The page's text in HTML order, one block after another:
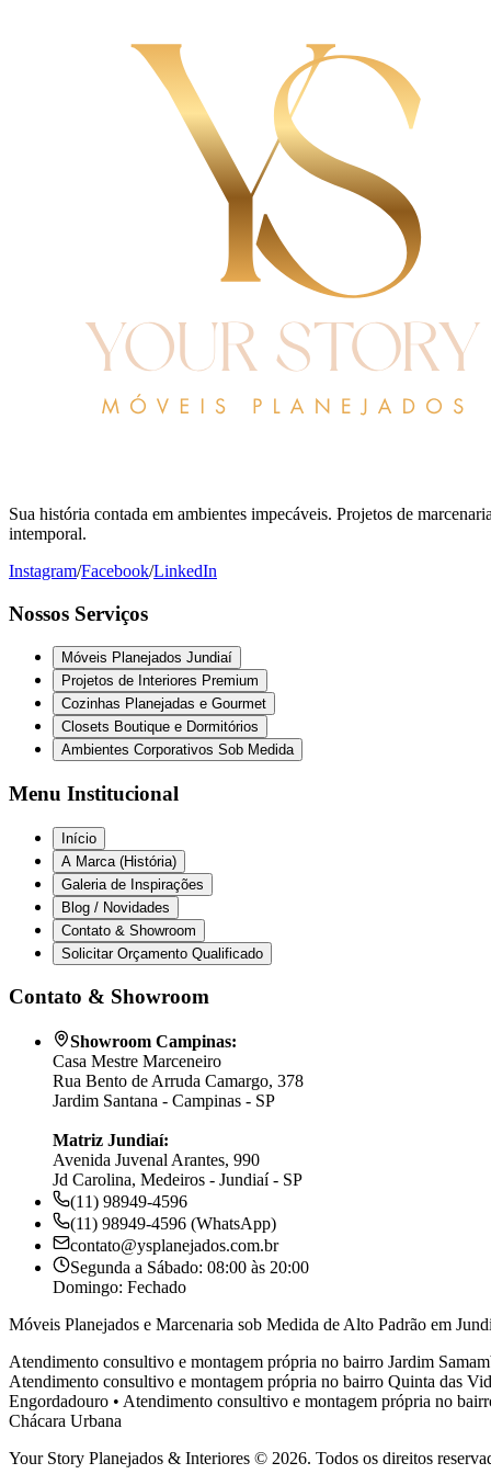
Sua história contada em ambientes impecáveis. Projetos de
intemporal.
Instagram/Facebook/LinkedIn
Nossos Serviços
Móveis Planejados Jundiaí
Projetos de Interiores Premium
Cozinhas Planejadas e Gourmet
Closets Boutique e Dormitórios
Ambientes Corporativos Sob Medida
Menu Institucional
Início
A Marca (História)
Galeria de Inspirações
Blog / Novidades
Contato & Showroom
Solicitar Orçamento Qualificado
Contato & Showroom
Showroom Campinas:
Casa Mestre Marceneiro
Rua Bento de Arruda Camargo, 378
Jardim Santana - Campinas - SP
Matriz Jundiaí:
Avenida Juvenal Arantes, 990
Jd Carolina, Medeiros - Jundiaí - SP
(11) 98949-4596
(11) 98949-4596 (WhatsApp)
contato@ysplanejados.com.br
Segunda a Sábado: 08:00 às 20:00
Domingo: Fechado
Móveis Planejados e Marcenaria sob Medida de Alto Padrão em
Atendimento consultivo e montagem própria no bairro Jardim
Atendimento consultivo e montagem própria no bairro Quinta das
Engordadouro • Atendimento consultivo e montagem própria no
Chácara Urbana
Your Story Planejados & Interiores © 2026. Todos os direitos